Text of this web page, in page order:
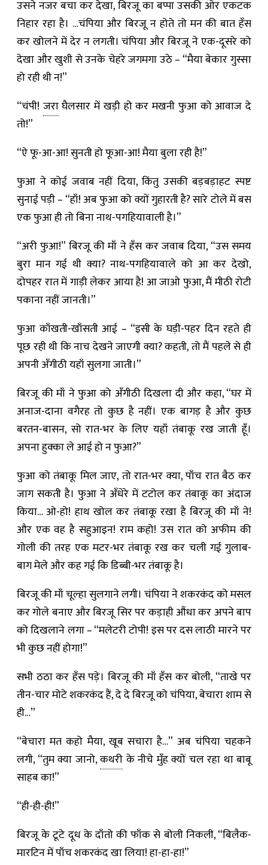
उसने नजर बचा कर देखा, बिरजू का बप्पा उसकी ओर एकटक
निहार रहा है। …चंपिया और बिरजू न होते तो मन की बात हँस
कर खोलने में देर न लगती। चंपिया और बिरजू ने एक-दूसरे को
देखा और खुशी से उनके चेहरे जगमगा उठे – “मैया बेकार गुस्सा
हो रही थी न!”
“चंपी! जराघैलसार में खड़ी हो कर मखनी फुआ को आवाज दे
तो!”
“ऐ फू-आ-आ! सुनती हो फूआ-आ! मैया बुला रही है!”
फुआ ने कोई जवाब नहीं दिया, किंतु उसकी बड़बड़ाहट स्पष्ट
सुनाई पड़ी – “हाँ! अब फुआ को क्यों गुहारती है? सारे टोले में बस
एक फुआ ही तो बिना नाथ-पगहियावाली है।”
“अरी फुआ!” बिरजू की माँ ने हँस कर जवाब दिया, “उस समय
बुरा मान गई थी क्या? नाथ-पगहियावाले को आ कर देखो,
दोपहर रात में गाड़ी लेकर आया है! आ जाओ फुआ, मैं मीठी रोटी
पकाना नहीं जानती।”
फुआ काँखती-खाँसती आई – “इसी के घड़ी-पहर दिन रहते ही
पूछ रही थी कि नाच देखने जाएगी क्या? कहती, तो मैं पहले से ही
अपनी अँगीठी यहाँ सुलगा जाती।”
बिरजू की माँ ने फुआ को अँगीठी दिखला दी और कहा, “घर में
अनाज-दाना वगैरह तो कुछ है नहीं। एक बागड़ है और कुछ
बरतन-बासन, सो रात-भर के लिए यहाँ तंबाकू रख जाती हूँ।
अपना हुक्का ले आई हो न फुआ?”
फुआ को तंबाकू मिल जाए, तो रात-भर क्या, पाँच रात बैठ कर
जाग सकती है। फुआ ने अँधेरे में टटोल कर तंबाकू का अंदाज
किया… ओ-हो! हाथ खोल कर तंबाकू रखा है बिरजू की माँ ने!
और एक वह है सहुआइन! राम कहो! उस रात को अफीम की
गोली की तरह एक मटर-भर तंबाकू रख कर चली गई गुलाब-
बाग मेले और कह गई कि डिब्बी-भर तंबाकू है।
बिरजू की माँ चूल्हा सुलगाने लगी। चंपिया ने शकरकंद को मसल
कर गोले बनाए और बिरजू सिर पर कड़ाही औंधा कर अपने बाप
को दिखलाने लगा – “मलेटरी टोपी! इस पर दस लाठी मारने पर
भी कुछ नहीं होगा!”
सभी ठठा कर हँस पड़े। बिरजू की माँ हँस कर बोली, “ताखे पर
तीन-चार मोटे शकरकंद हैं, दे दे बिरजू को चंपिया, बेचारा शाम से
ही…”
“बेचारा मत कहो मैया, खूब सचारा है…” अब चंपिया चहकने
लगी, “तुम क्या जानो,कथरी के नीचे मुँह क्यों चल रहा था बाबू
साहब का!”
“ही-ही-ही!”
बिरजू के टूटे दूध के दाँतो की फाँक से बोली निकली, “बिलैक-
मारटिन में पाँच शकरकंद खा लिया! हा-हा-हा!”